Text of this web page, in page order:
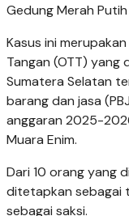
Gedung Merah Putih
Kasus ini
Tangan (OTT) yang
Sumatera Selatan
barang dan jasa
anggaran 2025-
Muara Enim.
Dari 10 orang yang
ditetapkan sebagai
sebagai saksi.